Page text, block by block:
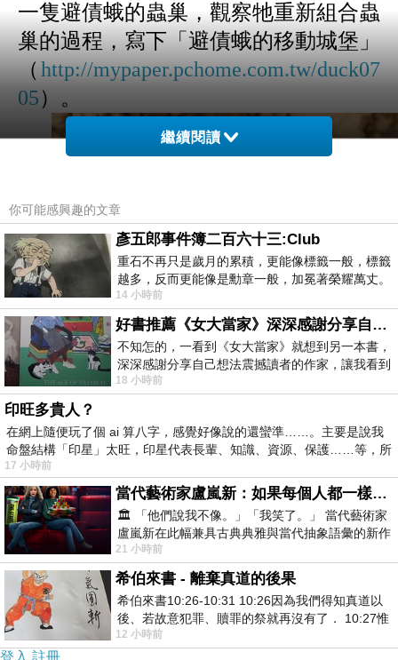
一隻避債蛾的蟲巢，觀察牠重新組合蟲
巢的過程，寫下「避債蛾的移動城堡」
（http://mypaper.pchome.com.tw/duck07
05）。
這種缺德事會被良心譴責，只能偶而
做一次，因此往後這幾年，達可都只敢
用眼睛看，不再動手。大部分的時間，
避債蛾總是靜靜掛在枝頭上，文風不
動，所以若要對單一蟲巢進行觀察，有
可能等上半天也等不到牠稍微顫動一
下，甚至有可能巢內已經無主，可是從
外觀卻看不出來。傻等似乎不是觀察避
債蛾的好方法，我也沒有這樣的耐心，
幸好在園區走動日久，偶而也會出現運
繼續閱讀
你可能感興趣的文章
彥五郎事件簿二百六十三:Club
重石不再只是歲月的累積，更能像標籤一般，標籤
越多，反而更能像是勳章一般，加冕著榮耀萬丈。
習慣一如縱容，成了再難輕輕放下的罪證
14 小時前
好書推薦《女大當家》深深感謝分享自己想法震撼讀者的作家，讓我看到不同樣貌的家庭！
不知怎的，一看到《女大當家》就想到另一本書，
深深感謝分享自己想法震撼讀者的作家，讓我看到
不同樣貌的家庭！ 《女大
18 小時前
印旺多貴人？
在網上隨便玩了個 ai 算八字，感覺好像說的還蠻準……。主要是說我
命盤結構「印星」太旺，印星代表長輩、知識、資源、保護……等，所
17 小時前
當代藝術家盧嵐新：如果每個人都一樣，這世界該有多無聊？
🏛️ 「他們說我不像。」「我笑了。」 當代藝術家
盧嵐新在此幅兼具古典典雅與當代抽象語彙的新作
中，以沈靜的藍色空間為背景，描繪了
21 小時前
希伯來書 - 離棄真道的後果
希伯來書10:26-10:31 10:26因為我們得知真道以
後、若故意犯罪、贖罪的祭就再沒有了． 10:27惟
有戰懼等候審判和那燒滅眾敵人的烈火
12 小時前
登入 註冊